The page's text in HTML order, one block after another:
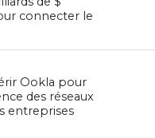
connecter le
Ookla pour
des réseaux
entreprises